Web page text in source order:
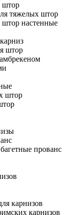
штор
тяжелых штор
настенные
штор
штор
прованс
карнизов
карнизов